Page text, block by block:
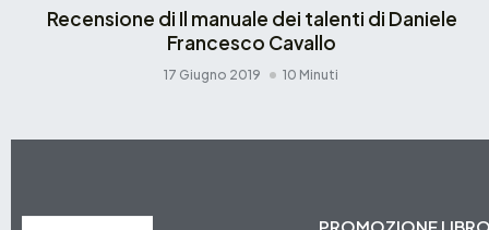
Recensione di Il manuale dei talenti di Daniele
Francesco Cavallo
17 Giugno 2019 10 Minuti
PROMOZIONE LIBRO